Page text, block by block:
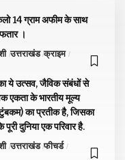
14 ग्राम अफीम के साथ
।
उत्तराखंड क्राइम
ये उत्सव, जैविक संबंधों से
एकता के भारतीय मूल्य
का प्रतीक है, जिसका
दुनिया एक परिवार है.
उत्तराखंड फीचर्ड